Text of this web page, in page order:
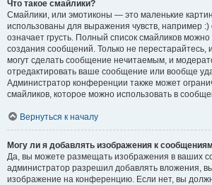
Что такое смайлики?
Смайлики, или эмотиконы — это маленькие
использованы для выражения чувств, например :)
означает грусть. Полный список смайликов
создания сообщений. Только не перестарайтесь,
могут сделать сообщение нечитаемым, и
отредактировать ваше сообщение или вообще
Администратор конференции также может
смайликов, которое можно использовать в
Вернуться к началу
Могу ли я добавлять изображения к
Да, вы можете размещать изображения в ваших
администратор разрешил добавлять вложения,
изображение на конференцию. Если нет, вы